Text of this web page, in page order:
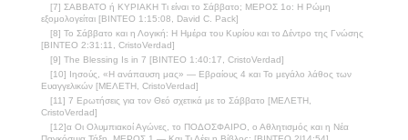
[7] ΣΑΒΒΑΤΟ ή ΚΥΡΙΑΚΗ Τι είναι το Σάββατο; ΜΕΡΟΣ 1ο: Η Ρώμη
εξομολογείται [ΒΙΝΤΕΟ 1:15:08, David C. Pack]
[8] Το Σάββατο και η Λογική: Η Ημέρα του Κυρίου και το Δέντρο της Γνώσης
[ΒΙΝΤΕΟ 2:31:11, CristoVerdad]
[9] The Blessing Is in 7 [ΒΙΝΤΕΟ 1:40:17, CristoVerdad]
[10] Ιησούς, «Η ανάπαυση μας» — Εβραίους 4 και Το μεγάλο λάθος των
Ευαγγελικών [ΜΕΛΕΤΗ, CristoVerdad]
[11] 7 Ερωτήσεις για τον Θεό σχετικά με το Σάββατο [ΜΕΛΕΤΗ,
CristoVerdad]
[12]α Οι Ολυμπιακοί Αγώνες, το ΠΟΔΟΣΦΑΙΡΟ, ο Αθλητισμός και η Νέα